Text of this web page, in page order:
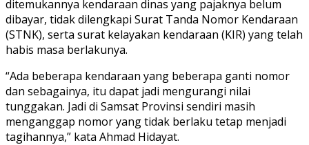
ditemukannya kendaraan dinas yang pajaknya belum
dibayar, tidak dilengkapi Surat Tanda Nomor Kendaraan
(STNK), serta surat kelayakan kendaraan (KIR) yang telah
habis masa berlakunya.
“Ada beberapa kendaraan yang beberapa ganti nomor
dan sebagainya, itu dapat jadi mengurangi nilai
tunggakan. Jadi di Samsat Provinsi sendiri masih
menganggap nomor yang tidak berlaku tetap menjadi
tagihannya,” kata Ahmad Hidayat.